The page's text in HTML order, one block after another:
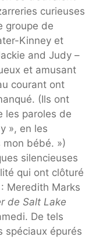
curieuses
groupe de
Kinney et
and Judy –
et amusant
courant ont
(Ils ont
les paroles de
», en les
mon bébé. »)
silencieuses
qui ont clôturé
Meredith Marks
de Salt Lake
De tels
spéciaux épurés